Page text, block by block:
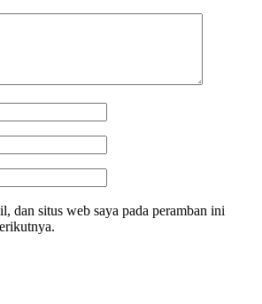
dan situs web saya pada peramban ini